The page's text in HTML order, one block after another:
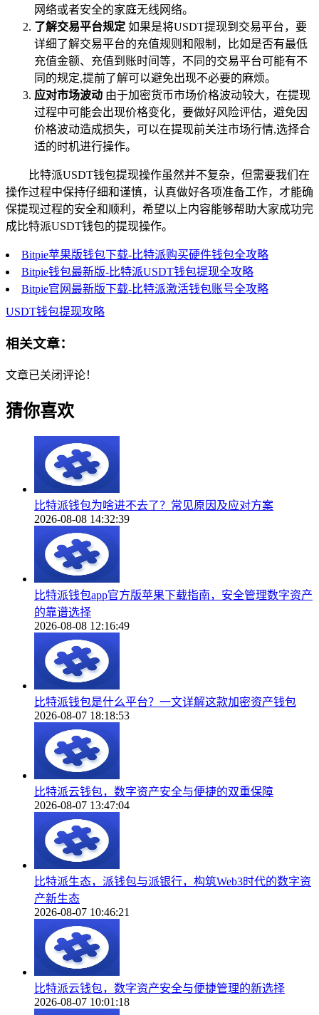
网络或者安全的家庭无线网络。
了解交易平台规定 如果是将USDT提现到交易平台，要
详细了解交易平台的充值规则和限制，比如是否有最低
充值金额、充值到账时间等，不同的交易平台可能有不
同的规定,提前了解可以避免出现不必要的麻烦。
应对市场波动 由于加密货币市场价格波动较大，在提现
过程中可能会出现价格变化，要做好风险评估，避免因
价格波动造成损失，可以在提现前关注市场行情,选择合
适的时机进行操作。
比特派USDT钱包提现操作虽然并不复杂，但需要我们在
操作过程中保持仔细和谨慎，认真做好各项准备工作，才能确
保提现过程的安全和顺利，希望以上内容能够帮助大家成功完
成比特派USDT钱包的提现操作。
Bitpie苹果版钱包下载-比特派购买硬件钱包全攻略
Bitpie钱包最新版-比特派USDT钱包提现全攻略
Bitpie官网最新版下载-比特派激活钱包账号全攻略
USDT钱包提现攻略
相关文章：
文章已关闭评论！
猜你喜欢
比特派钱包为啥进不去了？常见原因及应对方案
2026-08-08 14:32:39
比特派钱包app官方版苹果下载指南，安全管理数字资产
的靠谱选择
2026-08-08 12:16:49
比特派钱包是什么平台？一文详解这款加密资产钱包
2026-08-07 18:18:53
比特派云钱包，数字资产安全与便捷的双重保障
2026-08-07 13:47:04
比特派生态，派钱包与派银行，构筑Web3时代的数字资
产新生态
2026-08-07 10:46:21
比特派云钱包，数字资产安全与便捷管理的新选择
2026-08-07 10:01:18